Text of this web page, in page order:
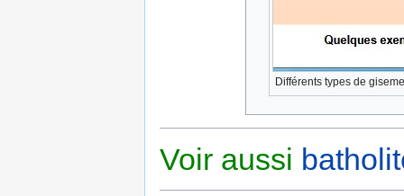
Différents types de
Voir aussi